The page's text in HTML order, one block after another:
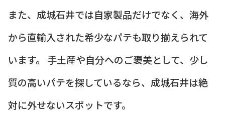
また、成城石井では自家製品だけでなく、海外
から直輸入された希少なパテも取り揃えられて
います。 手土産や自分へのご褒美として、少し
質の高いパテを探しているなら、成城石井は絶
対に外せないスポットです。